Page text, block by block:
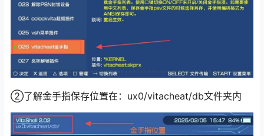
②了解金手指保存位置在：ux0/vitacheat/db文件夹内